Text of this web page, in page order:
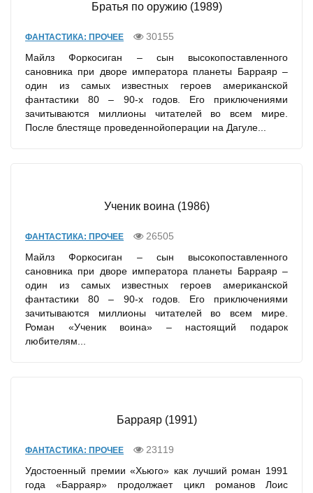
Братья по оружию (1989)
ФАНТАСТИКА: ПРОЧЕЕ
30155
Майлз Форкосиган – сын высокопоставленного
сановника при дворе императора планеты Барраяр –
один из самых известных героев американской
фантастики 80 – 90-х годов. Его приключениями
зачитываются миллионы читателей во всем мире.
После блестяще проведеннойоперации на Дагуле...
Ученик воина (1986)
ФАНТАСТИКА: ПРОЧЕЕ
26505
Майлз Форкосиган – сын высокопоставленного
сановника при дворе императора планеты Барраяр –
один из самых известных героев американской
фантастики 80 – 90-х годов. Его приключениями
зачитываются миллионы читателей во всем мире.
Роман «Ученик воина» – настоящий подарок
любителям...
Барраяр (1991)
ФАНТАСТИКА: ПРОЧЕЕ
23119
Удостоенный премии «Хьюго» как лучший роман 1991
года «Барраяр» продолжает цикл романов Лоис